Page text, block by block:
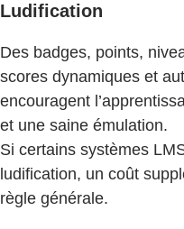
Ludification
Des badges, points,
scores dynamiques et
encouragent
et une saine émulation.
Si certains systèmes
ludification, un coût
règle générale.